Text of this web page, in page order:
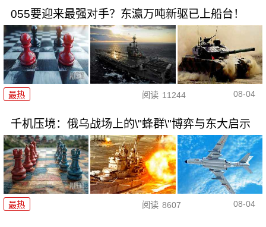
055要迎来最强对手？东瀛万吨新驱已上船台！
最热 阅读 11244 08-04
千机压境：俄乌战场上的\"蜂群\"博弈与东大启示
最热 阅读 8607 08-04